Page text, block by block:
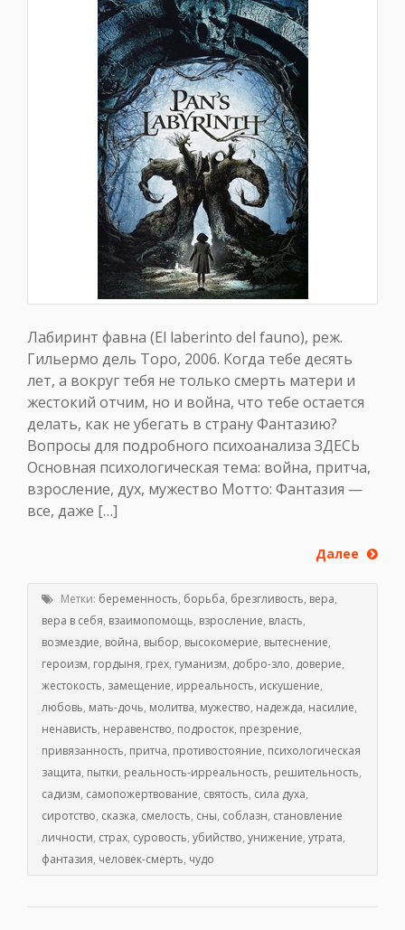
Лабиринт фавна (El laberinto del fauno), реж.
Гильермо дель Торо, 2006. Когда тебе десять
лет, а вокруг тебя не только смерть матери и
жестокий отчим, но и война, что тебе остается
делать, как не убегать в страну Фантазию?
Вопросы для подробного психоанализа ЗДЕСЬ
Основная психологическая тема: война, притча,
взросление, дух, мужество Мотто: Фантазия —
все, даже […]
Далее
Метки: беременность, борьба, брезгливость, вера,
вера в себя, взаимопомощь, взросление, власть,
возмездие, война, выбор, высокомерие, вытеснение,
героизм, гордыня, грех, гуманизм, добро-зло, доверие,
жестокость, замещение, ирреальность, искушение,
любовь, мать-дочь, молитва, мужество, надежда, насилие,
ненависть, неравенство, подросток, презрение,
привязанность, притча, противостояние, психологическая
защита, пытки, реальность-ирреальность, решительность,
садизм, самопожертвование, святость, сила духа,
сиротство, сказка, смелость, сны, соблазн, становление
личности, страх, суровость, убийство, унижение, утрата,
фантазия, человек-смерть, чудо